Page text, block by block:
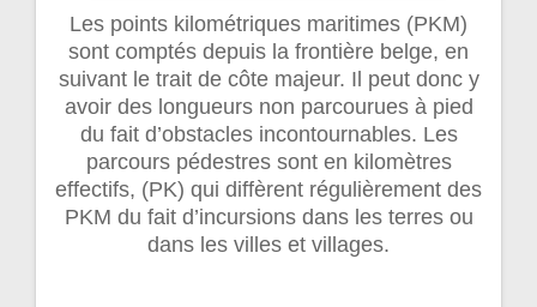
Les points kilométriques maritimes (PKM)
sont comptés depuis la frontière belge, en
suivant le trait de côte majeur. Il peut donc y
avoir des longueurs non parcourues à pied
du fait d’obstacles incontournables. Les
parcours pédestres sont en kilomètres
effectifs, (PK) qui diffèrent régulièrement des
PKM du fait d’incursions dans les terres ou
dans les villes et villages.